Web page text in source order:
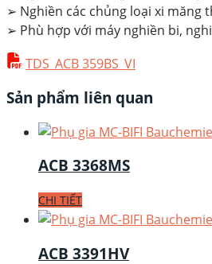
➢ Nghiền các chủng loại xi măng
➢ Phù hợp với máy nghiền bi,
TDS_ACB 359BS_VI
Sản phẩm liên quan
ACB 3368MS
CHI TIẾT
ACB 3391HV